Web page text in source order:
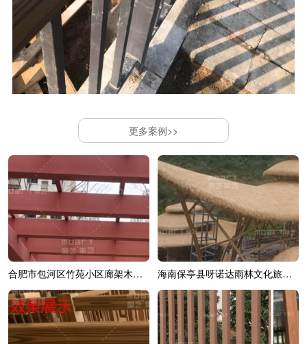
更多案例>>
合肥市包河区竹苑小区廊架木纹漆效果展示 海南保亭县呀诺达雨林文化旅游区综合造...